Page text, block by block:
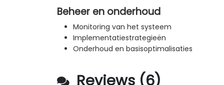
Beheer en onderhoud
Monitoring van het systeem
Implementatiestrategieën
Onderhoud en basisoptimalisaties
Reviews (6)